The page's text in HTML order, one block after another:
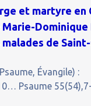
et martyre en
de Saint-
Évangile) :
Psaume